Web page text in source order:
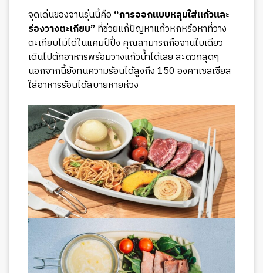
จุดเด่นของจานรุ่นนี้คือ “การออกแบบหลุมใส่แก้วและ
ร่องวางตะเกียบ”ที่ช่วยแก้ปัญหาแก้วหกหรือหาที่วาง
ตะเกียบไม่ได้ในแคมป์ปิ้ง คุณสามารถถือจานใบเดียว
เดินไปตักอาหารพร้อมวางแก้วน้ำได้เลย สะดวกสุดๆ
นอกจากนี้ยังทนความร้อนได้สูงถึง 150 องศาเซลเซียส
ใส่อาหารร้อนได้สบายหายห่วง